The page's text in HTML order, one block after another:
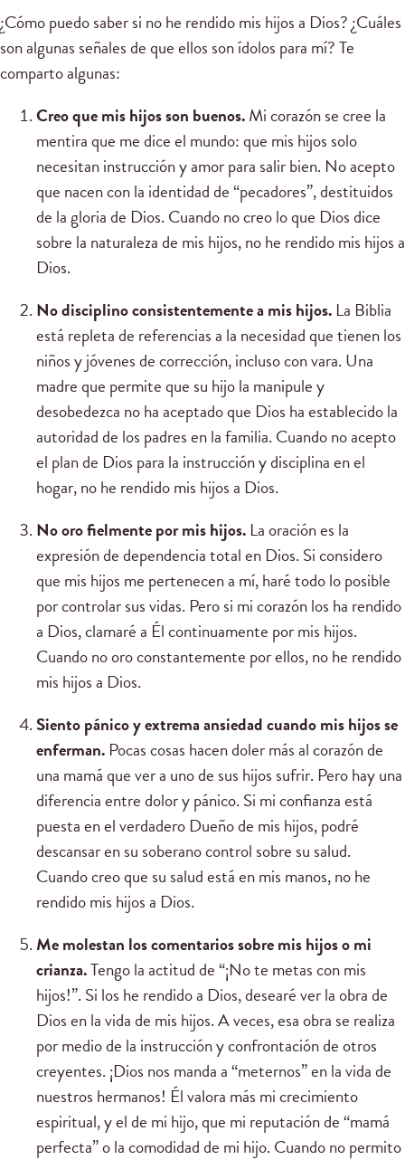
¿Cómo puedo saber si no he rendido mis hijos a Dios? ¿Cuáles
son algunas señales de que ellos son ídolos para mí? Te
comparto algunas:
Creo que mis hijos son buenos.Mi corazón se cree la
mentira que me dice el mundo: que mis hijos solo
necesitan instrucción y amor para salir bien. No acepto
que nacen con la identidad de “pecadores”, destituidos
de la gloria de Dios. Cuando no creo lo que Dios dice
sobre la naturaleza de mis hijos, no he rendido mis hijos a
Dios.
No disciplino consistentemente a mis hijos. La Biblia
está repleta de referencias a la necesidad que tienen los
niños y jóvenes de corrección, incluso con vara. Una
madre que permite que su hijo la manipule y
desobedezca no ha aceptado que Dios ha establecido la
autoridad de los padres en la familia. Cuando no acepto
el plan de Dios para la instrucción y disciplina en el
hogar, no he rendido mis hijos a Dios.
No oro fielmente por mis hijos. La oración es la
expresión de dependencia total en Dios. Si considero
que mis hijos me pertenecen a mí, haré todo lo posible
por controlar sus vidas. Pero si mi corazón los ha rendido
a Dios, clamaré a Él continuamente por mis hijos.
Cuando no oro constantemente por ellos, no he rendido
mis hijos a Dios.
Siento pánico y extrema ansiedad cuando mis hijos se
enferman. Pocas cosas hacen doler más al corazón de
una mamá que ver a uno de sus hijos sufrir. Pero hay una
diferencia entre dolor y pánico. Si mi confianza está
puesta en el verdadero Dueño de mis hijos, podré
descansar en su soberano control sobre su salud.
Cuando creo que su salud está en mis manos, no he
rendido mis hijos a Dios.
Me molestan los comentarios sobre mis hijos o mi
crianza.Tengo la actitud de “¡No te metas con mis
hijos!”. Si los he rendido a Dios, desearé ver la obra de
Dios en la vida de mis hijos. A veces, esa obra se realiza
por medio de la instrucción y confrontación de otros
creyentes. ¡Dios nos manda a “meternos” en la vida de
nuestros hermanos! Él valora más mi crecimiento
espiritual, y el de mi hijo, que mi reputación de “mamá
perfecta” o la comodidad de mi hijo. Cuando no permito